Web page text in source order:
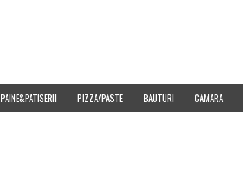
PAINE&PATISERII PIZZA/PASTE BAUTURI CAMARA